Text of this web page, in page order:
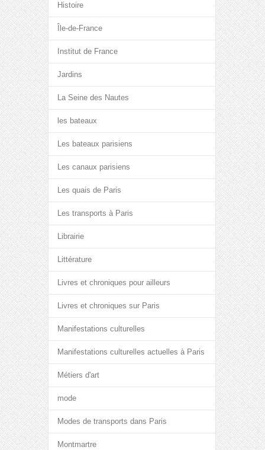
Histoire
Île-de-France
Institut de France
Jardins
La Seine des Nautes
les bateaux
Les bateaux parisiens
Les canaux parisiens
Les quais de Paris
Les transports à Paris
Librairie
Littérature
Livres et chroniques pour ailleurs
Livres et chroniques sur Paris
Manifestations culturelles
Manifestations culturelles actuelles à Paris
Métiers d'art
mode
Modes de transports dans Paris
Montmartre